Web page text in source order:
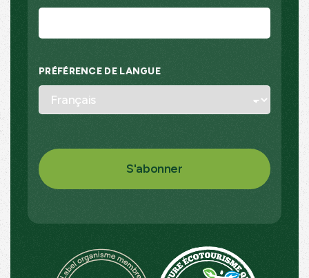
PRÉFÉRENCE DE LANGUE